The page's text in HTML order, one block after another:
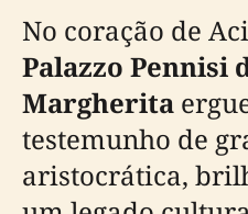
No coração de
Palazzo Pennisi
Margherita
testemunho de
aristocrática,